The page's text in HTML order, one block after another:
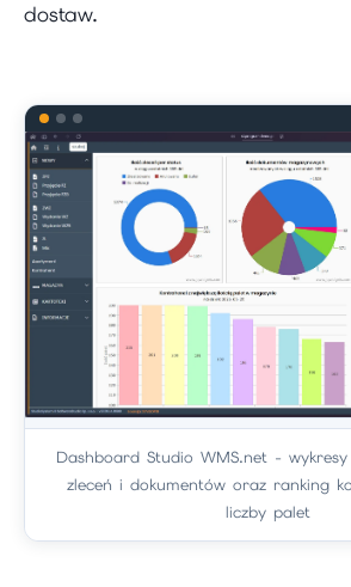
dostaw.
Dashboard Studio WMS.net - wykresy
zleceń i dokumentów oraz ranking
liczby palet